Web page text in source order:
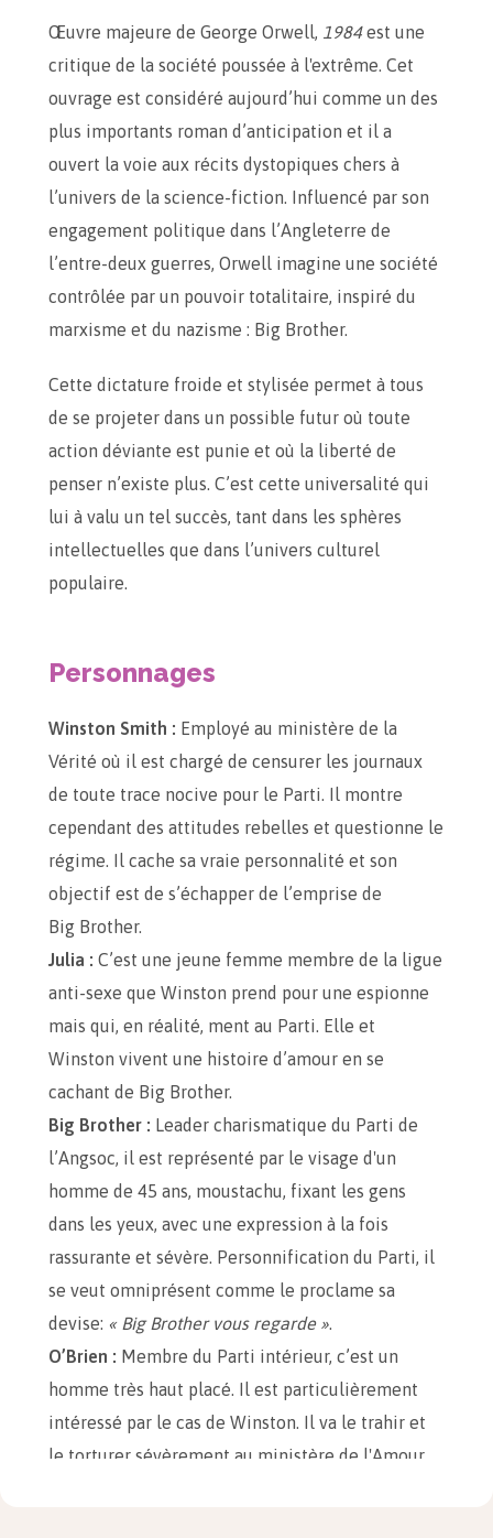
Œuvre majeure de George Orwell, 1984est une
critique de la société poussée à l'extrême. Cet
ouvrage est considéré aujourd’hui comme un des
plus importants roman d’anticipation et il a
ouvert la voie aux récits dystopiques chers à
l’univers de la science-fiction. Influencé par son
engagement politique dans l’Angleterre de
l’entre-deux guerres, Orwell imagine une société
contrôlée par un pouvoir totalitaire, inspiré du
marxisme et du nazisme : Big Brother.
Cette dictature froide et stylisée permet à tous
de se projeter dans un possible futur où toute
action déviante est punie et où la liberté de
penser n’existe plus. C’est cette universalité qui
lui à valu un tel succès, tant dans les sphères
intellectuelles que dans l’univers culturel
populaire.
Personnages
Winston Smith : Employé au ministère de la
Vérité où il est chargé de censurer les journaux
de toute trace nocive pour le Parti. Il montre
cependant des attitudes rebelles et questionne le
régime. Il cache sa vraie personnalité et son
objectif est de s’échapper de l’emprise de
Big Brother.
Julia : C’est une jeune femme membre de la ligue
anti-sexe que Winston prend pour une espionne
mais qui, en réalité, ment au Parti. Elle et
Winston vivent une histoire d’amour en se
cachant de Big Brother.
Big Brother : Leader charismatique du Parti de
l’Angsoc, il est représenté par le visage d'un
homme de 45 ans, moustachu, fixant les gens
dans les yeux, avec une expression à la fois
rassurante et sévère. Personnification du Parti, il
se veut omniprésent comme le proclame sa
devise: « Big Brother vous regarde ».
O’Brien : Membre du Parti intérieur, c’est un
homme très haut placé. Il est particulièrement
intéressé par le cas de Winston. Il va le trahir et
le torturer sévèrement au ministère de l'Amour.